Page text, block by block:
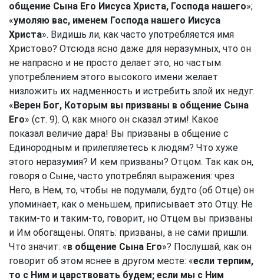
общение Сына Его Иисуса Христа, Господа нашего»;
«умоляю вас, именем Господа нашего Иисуса
Христа». Видишь ли, как часто употребляется имя
Христово? Отсюда ясно даже для неразумных, что он
не напрасно и не просто делает это, но частым
употреблением этого высокого имени желает
низложить их надменность и истребить злой их недуг.
«Верен Бог, Которым вы призваны в общение Сына
Его» (ст. 9). О, как много он сказал этим! Какое
показал величие дара! Вы призваны в общение с
Единородным и прилепляетесь к людям? Что хуже
этого неразумия? И кем призваны? Отцом. Так как он,
говоря о Сыне, часто употреблял выражения: чрез
Него, в Нем, то, чтобы не подумали, будто (об Отце) он
упоминает, как о меньшем, приписывает это Отцу. Не
таким-то и таким-то, говорит, но Отцем вы призваны
и Им обогащены. Опять: призваны, а не сами пришли.
Что значит: «в общение Сына Его»? Послушай, как он
говорит об этом яснее в другом месте: «если терпим,
то с Ним и царствовать будем; если мы с Ним